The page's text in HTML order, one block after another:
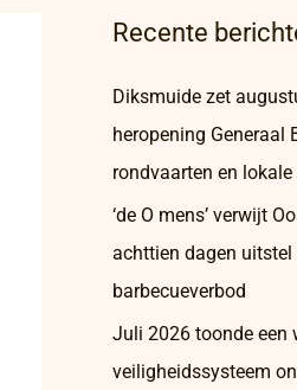
Recente
Diksmuide zet
heropening Generaal
rondvaarten en
‘de O mens’ verwijt
achttien dagen uitstel
barbecueverbod
Juli 2026 toonde een
veiligheidssysteem